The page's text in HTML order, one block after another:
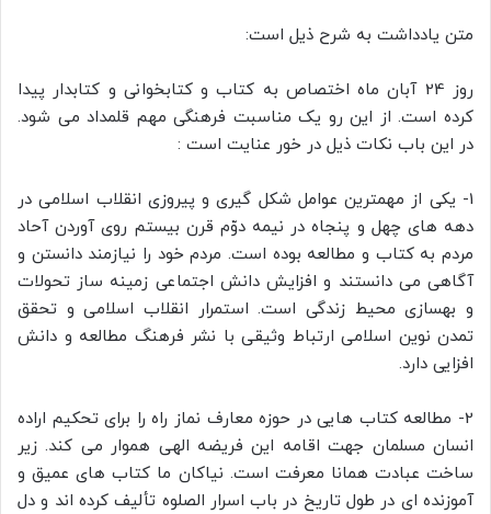
متن یادداشت به شرح ذیل است:
روز 24 آبان ماه اختصاص به کتاب و کتابخوانی و کتابدار پیدا
کرده است. از این رو یک مناسبت فرهنگی مهم قلمداد می شود.
در این باب نکات ذیل در خور عنایت است :
1- یکی از مهمترین عوامل شکل گیری و پیروزی انقلاب اسلامی در
دهه های چهل و پنجاه در نیمه دوّم قرن بیستم روی آوردن آحاد
مردم به کتاب و مطالعه بوده است. مردم خود را نیازمند دانستن و
آگاهی می دانستند و افزایش دانش اجتماعی زمینه ساز تحولات
و بهسازی محیط زندگی است. استمرار انقلاب اسلامی و تحقق
تمدن نوین اسلامی ارتباط وثیقی با نشر فرهنگ مطالعه و دانش
افزایی دارد.
2- مطالعه کتاب هایی در حوزه معارف نماز راه را برای تحکیم اراده
انسان مسلمان جهت اقامه این فریضه الهی هموار می کند. زیر
ساخت عبادت همانا معرفت است. نیاکان ما کتاب های عمیق و
آموزنده ای در طول تاریخ در باب اسرار الصلوه تألیف کرده اند و دل